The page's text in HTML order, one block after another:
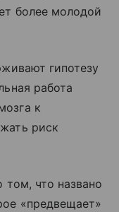
более молодой
гипотезу
работа
к
риск
том, что названо
«предвещает»